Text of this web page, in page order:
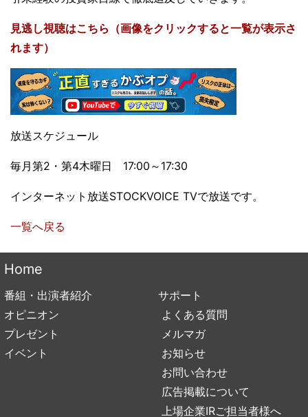
見逃し視聴はこちら（画像をクリックすると一覧が表示さ
れます）
放送スケジュール
毎月第2・第4木曜日 17:00～17:30
インターネット放送STOCKVOICE TVで放送です。
一覧へ戻る
Home
番組・出演者紹介
オピニオン
プレゼント
イベント
サポート
よくある質問
メルマガ
お知らせ
お問い合わせ
広告掲載について
上場企業IRご担当者様へ